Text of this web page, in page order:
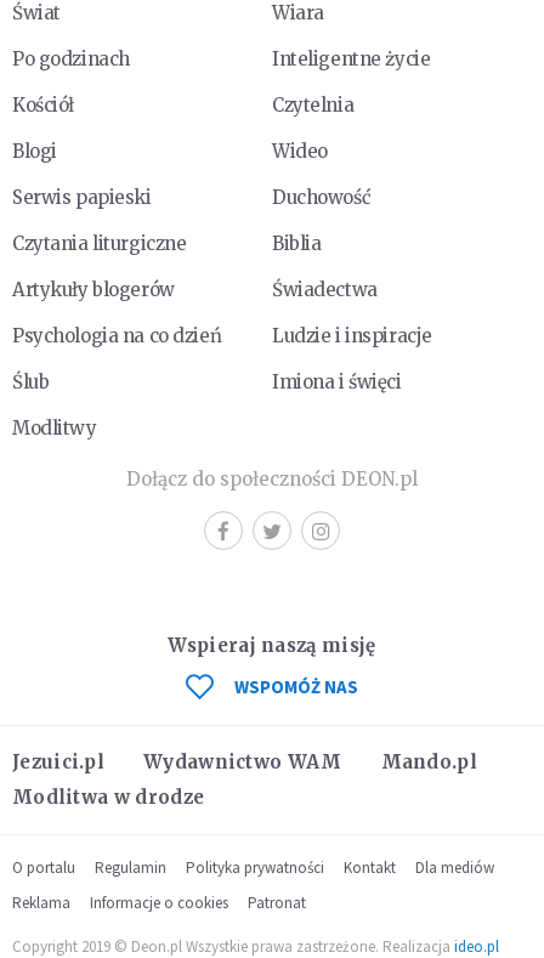
Świat
Wiara
Po godzinach
Inteligentne życie
Kościół
Czytelnia
Blogi
Wideo
Serwis papieski
Duchowość
Czytania liturgiczne
Biblia
Artykuły blogerów
Świadectwa
Psychologia na co dzień
Ludzie i inspiracje
Ślub
Imiona i święci
Modlitwy
Dołącz do społeczności DEON.pl
Jezuici.pl Wydawnictwo WAM
Mando.pl
Modlitwa w drodze
Wspieraj naszą misję
WSPOMÓŻ NAS
O portalu Regulamin Polityka prywatności Kontakt
Dla mediów
Reklama
Informacje o cookies Patronat
Copyright 2019 © Deon.pl Wszystkie prawa zastrzeżone. Realizacja ideo.pl